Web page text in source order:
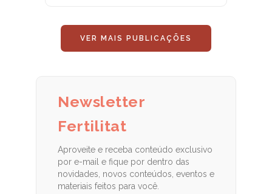
VER MAIS PUBLICAÇÕES
Newsletter
Fertilitat
Aproveite e receba conteúdo exclusivo
por e-mail e fique por dentro das
novidades, novos conteúdos, eventos e
materiais feitos para você.